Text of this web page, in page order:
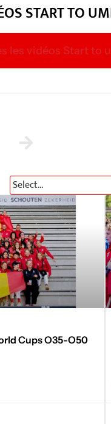
START TO
les vidéos Start to
Cups O35-O50